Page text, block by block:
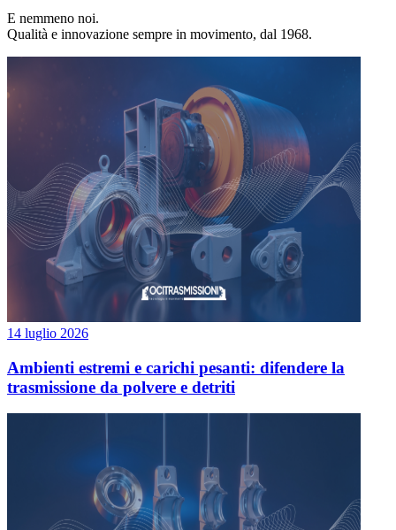
E nemmeno noi.
Qualità e innovazione sempre in movimento, dal 1968.
14 luglio 2026
Ambienti estremi e carichi pesanti: difendere la
trasmissione da polvere e detriti